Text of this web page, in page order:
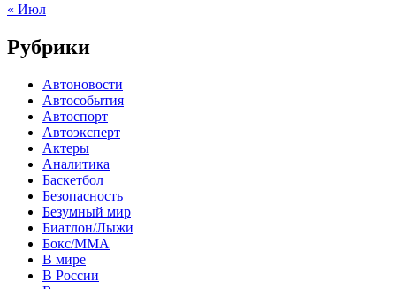
« Июл
Рубрики
Автоновости
Автособытия
Автоспорт
Автоэксперт
Актеры
Аналитика
Баскетбол
Безопасность
Безумный мир
Биатлон/Лыжи
Бокс/MMA
В мире
В России